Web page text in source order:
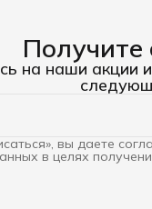
Получите
на наши акции
вы даете
в целях